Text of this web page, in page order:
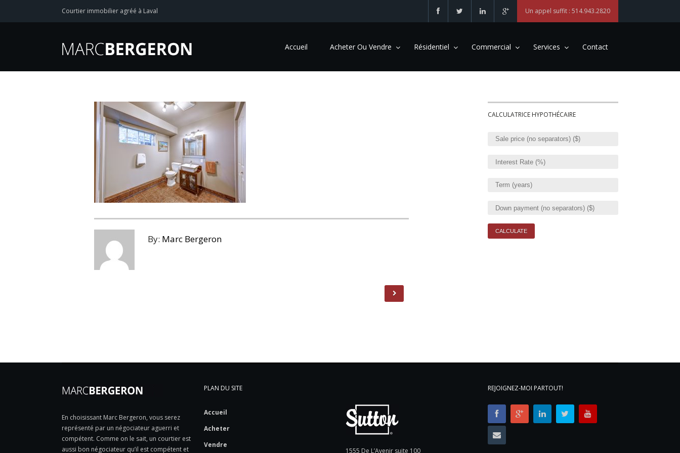
Courtier immobilier agréé à Laval Un appel suffit : 514.943.2820
Accueil Acheter Ou Vendre Résidentiel Commercial Services Contact
By: Marc Bergeron
CALCULATRICE HYPOTHÉCAIRE
En choisissant Marc Bergeron, vous serez
représenté par un négociateur aguerri et
compétent. Comme on le sait, un courtier est
aussi bon négociateur qu’il est compétent et
PLAN DU SITE
Accueil
Acheter
Vendre
1555 De L’Avenir suite 100
REJOIGNEZ-MOI PARTOUT!